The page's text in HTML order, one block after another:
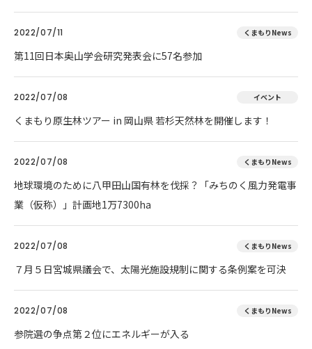
2022/07/11 くまもりNews
第11回日本奥山学会研究発表会に57名参加
2022/07/08 イベント
くまもり原生林ツアー in 岡山県 若杉天然林を開催します！
2022/07/08 くまもりNews
地球環境のために八甲田山国有林を伐採？「みちのく風力発電事
業（仮称）」計画地1万7300ha
2022/07/08 くまもりNews
７月５日宮城県議会で、太陽光施設規制に関する条例案を可決
2022/07/08 くまもりNews
参院選の争点第２位にエネルギーが入る